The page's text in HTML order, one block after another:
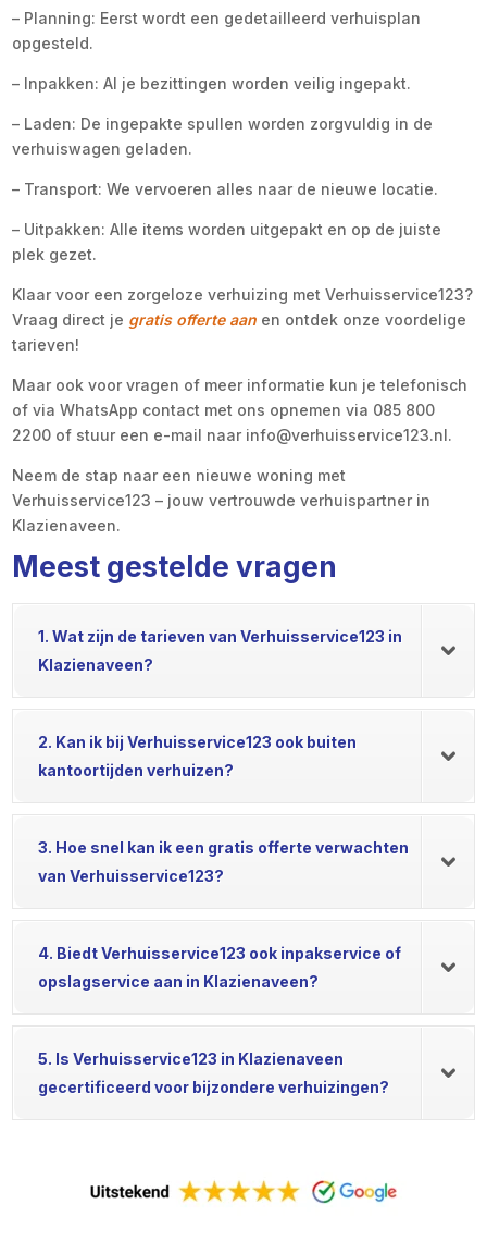
– Planning: Eerst wordt een gedetailleerd verhuisplan
opgesteld.
– Inpakken: Al je bezittingen worden veilig ingepakt.
– Laden: De ingepakte spullen worden zorgvuldig in de
verhuiswagen geladen.
– Transport: We vervoeren alles naar de nieuwe locatie.
– Uitpakken: Alle items worden uitgepakt en op de juiste
plek gezet.
Klaar voor een zorgeloze verhuizing met Verhuisservice123?
Vraag direct je gratis offerte aan en ontdek onze voordelige
tarieven!
Maar ook voor vragen of meer informatie kun je telefonisch
of via WhatsApp contact met ons opnemen via 085 800
2200 of stuur een e-mail naar info@verhuisservice123.nl.
Neem de stap naar een nieuwe woning met
Verhuisservice123 – jouw vertrouwde verhuispartner in
Klazienaveen.
Meest gestelde vragen
1. Wat zijn de tarieven van Verhuisservice123 in
Klazienaveen?
2. Kan ik bij Verhuisservice123 ook buiten
kantoortijden verhuizen?
3. Hoe snel kan ik een gratis offerte verwachten
van Verhuisservice123?
4. Biedt Verhuisservice123 ook inpakservice of
opslagservice aan in Klazienaveen?
5. Is Verhuisservice123 in Klazienaveen
gecertificeerd voor bijzondere verhuizingen?